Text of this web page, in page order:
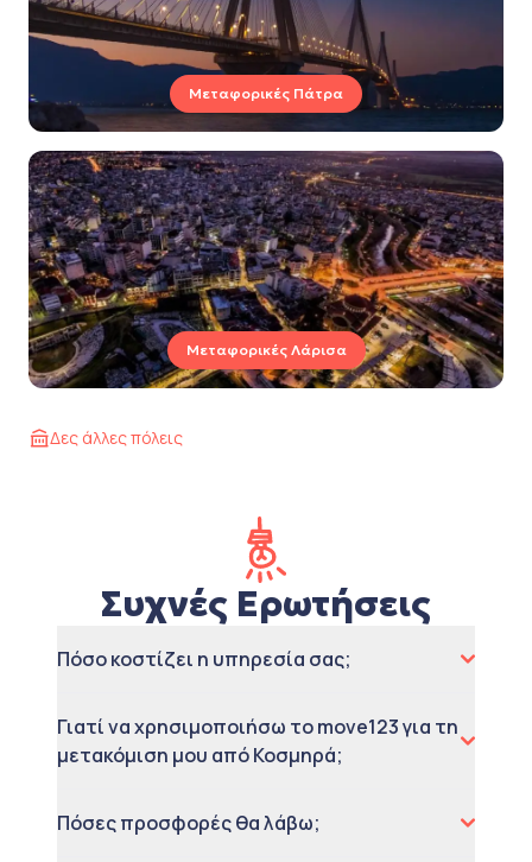
Μεταφορικές Πάτρα
Μεταφορικές Λάρισα
Δες άλλες πόλεις
Συχνές Ερωτήσεις
Πόσο κοστίζει η υπηρεσία σας;
Γιατί να χρησιμοποιήσω το move123 για τη
μετακόμιση μου από Κοσμηρά;
Πόσες προσφορές θα λάβω;